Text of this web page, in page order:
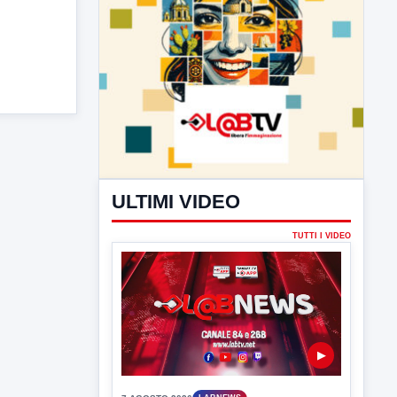
ULTIMI VIDEO
▶
7 AGOSTO 2026 LABNEWS
LabNews del 6 agosto 2026
In studio Enzo colarusso